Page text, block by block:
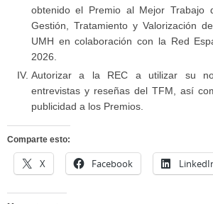
obtenido el Premio al Mejor Trabajo
Gestión, Tratamiento y Valorización
UMH en colaboración con la Red
2026.
Autorizar a la REC a utilizar su
entrevistas y reseñas del TFM, así
publicidad a los Premios.
Comparte esto:
X Facebook